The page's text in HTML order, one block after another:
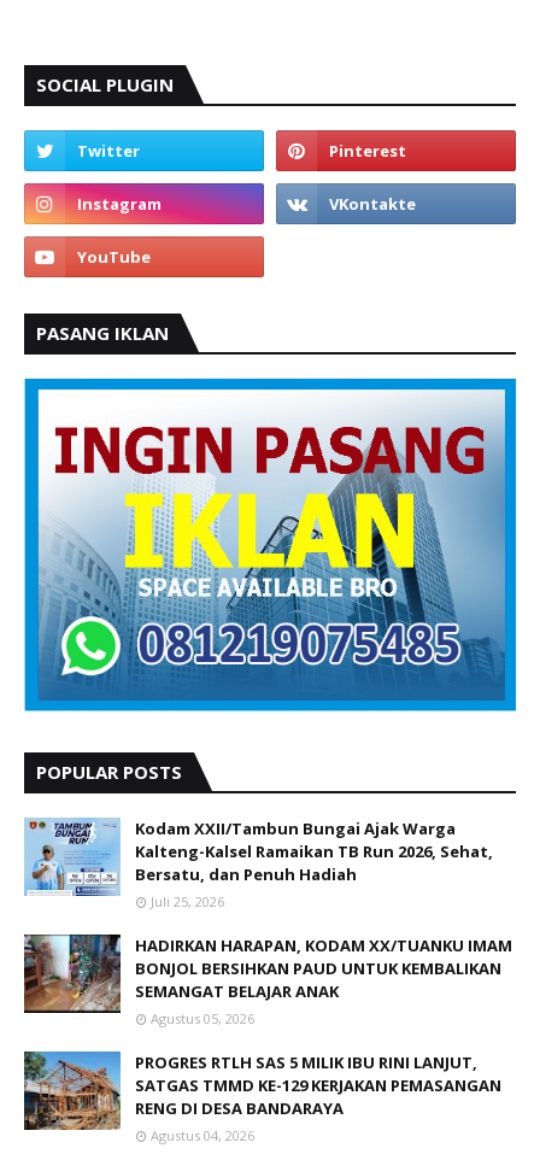
SOCIAL PLUGIN
PASANG IKLAN
POPULAR POSTS
Kodam XXII/Tambun Bungai Ajak Warga
Kalteng-Kalsel Ramaikan TB Run 2026, Sehat,
Bersatu, dan Penuh Hadiah
Juli 25, 2026
HADIRKAN HARAPAN, KODAM XX/TUANKU IMAM
BONJOL BERSIHKAN PAUD UNTUK KEMBALIKAN
SEMANGAT BELAJAR ANAK
Agustus 05, 2026
PROGRES RTLH SAS 5 MILIK IBU RINI LANJUT,
SATGAS TMMD KE-129 KERJAKAN PEMASANGAN
RENG DI DESA BANDARAYA
Agustus 04, 2026